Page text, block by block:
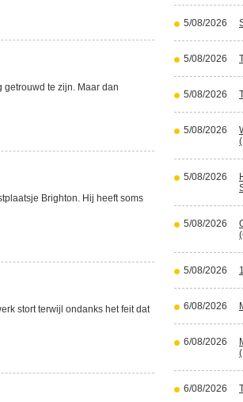
te zijn. Maar dan
Brighton. Hij heeft soms
stort terwijl ondanks het feit dat
5/08/2026
5/08/2026
5/08/2026
5/08/2026
5/08/2026
5/08/2026
5/08/2026
6/08/2026
6/08/2026
6/08/2026